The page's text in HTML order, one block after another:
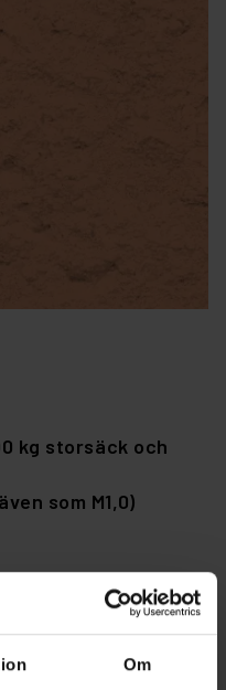
Om
kg storsäck och
som M1,0)
murnings- och